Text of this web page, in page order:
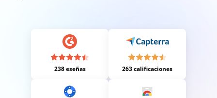
238 eseñas 263 calificaciones